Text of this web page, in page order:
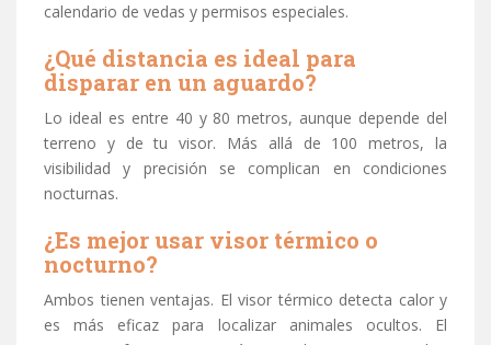
calendario de vedas y permisos especiales.
¿Qué distancia es ideal para
disparar en un aguardo?
Lo ideal es entre 40 y 80 metros, aunque depende del
terreno y de tu visor. Más allá de 100 metros, la
visibilidad y precisión se complican en condiciones
nocturnas.
¿Es mejor usar visor térmico o
nocturno?
Ambos tienen ventajas. El visor térmico detecta calor y
es más eficaz para localizar animales ocultos. El